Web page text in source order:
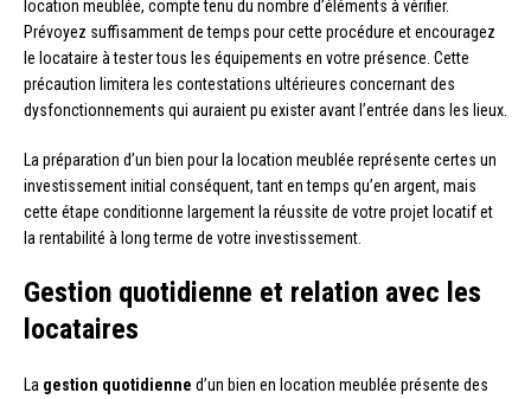
location meublée, compte tenu du nombre d’éléments à vérifier.
Prévoyez suffisamment de temps pour cette procédure et encouragez
le locataire à tester tous les équipements en votre présence. Cette
précaution limitera les contestations ultérieures concernant des
dysfonctionnements qui auraient pu exister avant l’entrée dans les lieux.
La préparation d’un bien pour la location meublée représente certes un
investissement initial conséquent, tant en temps qu’en argent, mais
cette étape conditionne largement la réussite de votre projet locatif et
la rentabilité à long terme de votre investissement.
Gestion quotidienne et relation avec les
locataires
La gestion quotidienne d’un bien en location meublée présente des